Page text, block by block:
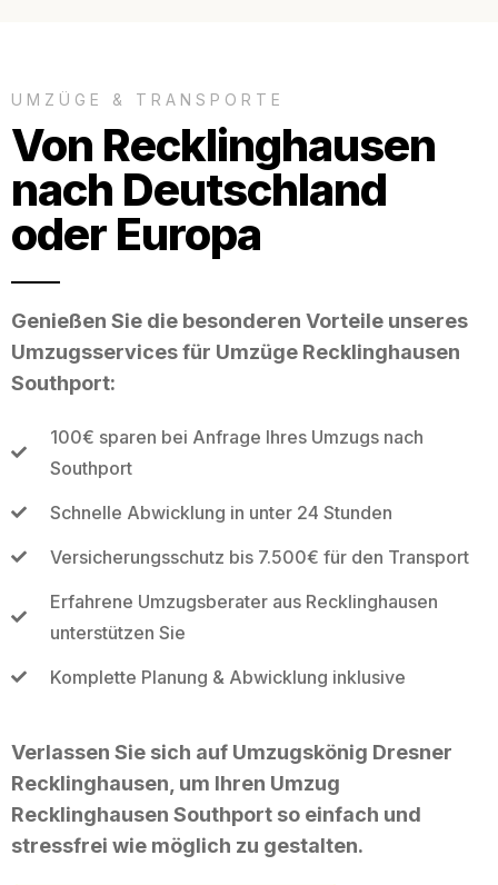
UMZÜGE & TRANSPORTE
Von Recklinghausen
nach Deutschland
oder Europa
Genießen Sie die besonderen Vorteile unseres
Umzugsservices für Umzüge Recklinghausen
Southport:
100€ sparen bei Anfrage Ihres Umzugs nach
Southport
Schnelle Abwicklung in unter 24 Stunden
Versicherungsschutz bis 7.500€ für den Transport
Erfahrene Umzugsberater aus Recklinghausen
unterstützen Sie
Komplette Planung & Abwicklung inklusive
Verlassen Sie sich auf Umzugskönig Dresner
Recklinghausen, um Ihren Umzug
Recklinghausen Southport so einfach und
stressfrei wie möglich zu gestalten.